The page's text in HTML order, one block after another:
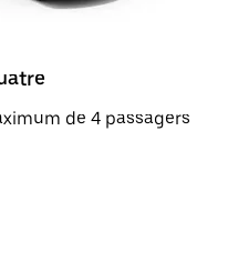
de 4 passagers